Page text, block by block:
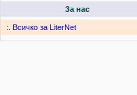
За нас
:. Всичко за LiterNet